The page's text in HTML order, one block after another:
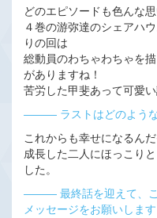
どのエピソードも色んな
４巻の游弥達のシェアハ
りの回は
総動員のわちゃわちゃを
がありますね！
苦労した甲斐あって可愛
――― ラストはどのような
これからも幸せになるん
成長した二人にほっこり
した。
――― 最終話を迎えて、こ
メッセージをお願いします